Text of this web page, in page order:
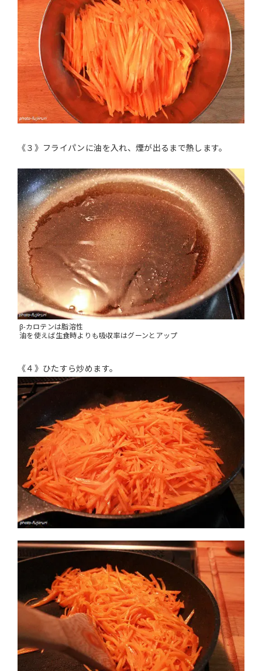
《３》フライパンに油を入れ、煙が出るまで熱します。
β-カロテンは脂溶性
油を使えば生食時よりも吸収率はグーンとアップ
《４》ひたすら炒めます。